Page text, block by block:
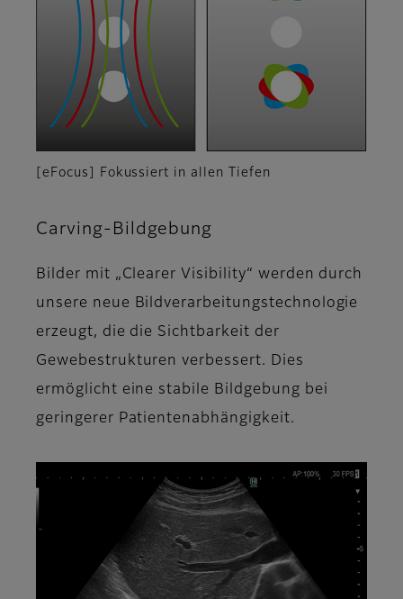
[eFocus] Fokussiert in allen Tiefen
Carving-Bildgebung
Bilder mit „Clearer Visibility“ werden durch
unsere neue Bildverarbeitungstechnologie
erzeugt, die die Sichtbarkeit der
Gewebestrukturen verbessert. Dies
ermöglicht eine stabile Bildgebung bei
geringerer Patientenabhängigkeit.